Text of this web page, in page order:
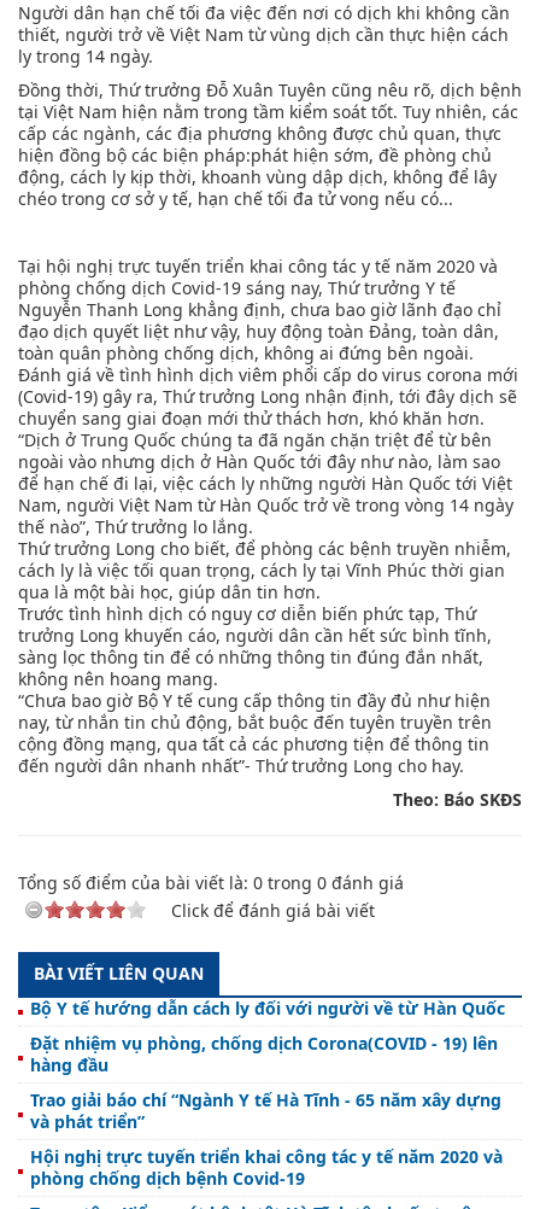
Người dân hạn chế tối đa việc đến nơi có dịch khi không cần
thiết, người trở về Việt Nam từ vùng dịch cần thực hiện cách
ly trong 14 ngày.
Đồng thời, Thứ trưởng Đỗ Xuân Tuyên cũng nêu rõ, dịch bệnh
tại Việt Nam hiện nằm trong tầm kiểm soát tốt. Tuy nhiên, các
cấp các ngành, các địa phương không được chủ quan, thực
hiện đồng bộ các biện pháp:phát hiện sớm, đề phòng chủ
động, cách ly kịp thời, khoanh vùng dập dịch, không để lây
chéo trong cơ sở y tế, hạn chế tối đa tử vong nếu có...
Tại hội nghị trực tuyến triển khai công tác y tế năm 2020 và
phòng chống dịch Covid-19 sáng nay, Thứ trưởng Y tế
Nguyễn Thanh Long khẳng định, chưa bao giờ lãnh đạo chỉ
đạo dịch quyết liệt như vậy, huy động toàn Đảng, toàn dân,
toàn quân phòng chống dịch, không ai đứng bên ngoài.
Đánh giá về tình hình dịch viêm phổi cấp do virus corona mới
(Covid-19) gây ra, Thứ trưởng Long nhận định, tới đây dịch sẽ
chuyển sang giai đoạn mới thử thách hơn, khó khăn hơn.
“Dịch ở Trung Quốc chúng ta đã ngăn chặn triệt để từ bên
ngoài vào nhưng dịch ở Hàn Quốc tới đây như nào, làm sao
để hạn chế đi lại, việc cách ly những người Hàn Quốc tới Việt
Nam, người Việt Nam từ Hàn Quốc trở về trong vòng 14 ngày
thế nào”, Thứ trưởng lo lắng.
Thứ trưởng Long cho biết, để phòng các bệnh truyền nhiễm,
cách ly là việc tối quan trọng, cách ly tại Vĩnh Phúc thời gian
qua là một bài học, giúp dân tin hơn.
Trước tình hình dịch có nguy cơ diễn biến phức tạp, Thứ
trưởng Long khuyến cáo, người dân cần hết sức bình tĩnh,
sàng lọc thông tin để có những thông tin đúng đắn nhất,
không nên hoang mang.
“Chưa bao giờ Bộ Y tế cung cấp thông tin đầy đủ như hiện
nay, từ nhắn tin chủ động, bắt buộc đến tuyên truyền trên
cộng đồng mạng, qua tất cả các phương tiện để thông tin
đến người dân nhanh nhất”- Thứ trưởng Long cho hay.
Theo: Báo SKĐS
Tổng số điểm của bài viết là: 0 trong 0 đánh giá
Click để đánh giá bài viết
BÀI VIẾT LIÊN QUAN
Bộ Y tế hướng dẫn cách ly đối với người về từ Hàn Quốc
Đặt nhiệm vụ phòng, chống dịch Corona(COVID - 19) lên
hàng đầu
Trao giải báo chí “Ngành Y tế Hà Tĩnh - 65 năm xây dựng
và phát triển”
Hội nghị trực tuyến triển khai công tác y tế năm 2020 và
phòng chống dịch bệnh Covid-19